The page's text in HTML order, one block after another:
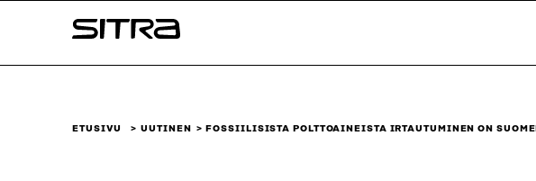
sisältöön
Sitra
ETUSIVU UUTINEN FOSSIILISISTA POLTTOAINEISTA IRTAUTUMINEN ON